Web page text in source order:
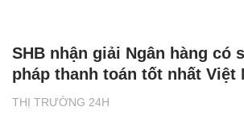
THỊ TRƯỜNG 24H
SHB nhận giải Ngân hàng có
pháp thanh toán tốt nhất Việt